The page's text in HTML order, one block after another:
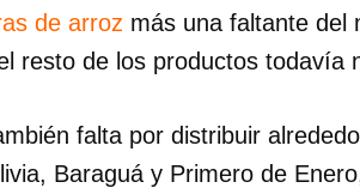
de arroz más una faltante del
resto de los productos todavía
falta por distribuir
Baraguá y Primero de